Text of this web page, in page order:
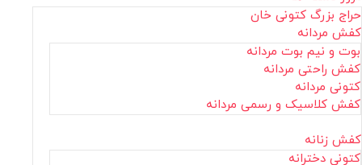
حراج بزرگ کتونی خان
کفش مردانه
بوت و نیم بوت مردانه
کفش راحتی مردانه
کتونی مردانه
کفش کلاسیک و رسمی مردانه
کفش زنانه
کتونی دخترانه